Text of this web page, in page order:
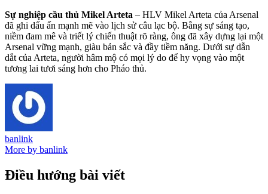
Sự nghiệp cầu thủ Mikel Arteta – HLV Mikel Arteta của Arsenal
đã ghi dấu ấn mạnh mẽ vào lịch sử câu lạc bộ. Bằng sự sáng tạo,
niềm đam mê và triết lý chiến thuật rõ ràng, ông đã xây dựng lại một
Arsenal vững mạnh, giàu bản sắc và đầy tiềm năng. Dưới sự dẫn
dắt của Arteta, người hâm mộ có mọi lý do để hy vọng vào một
tương lai tươi sáng hơn cho Pháo thủ.
banlink
More by banlink
Điều hướng bài viết